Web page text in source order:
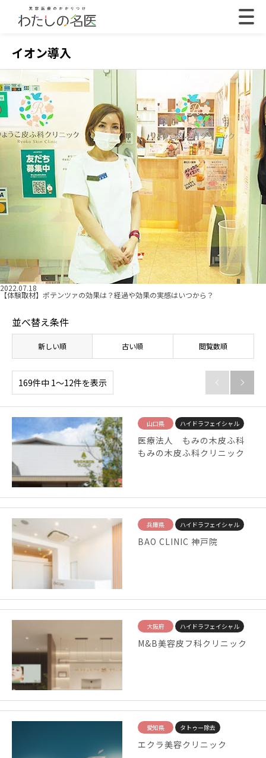
イオン導入
2022.07.18
【体験取材】ポテンツァの効果は？経過や効果の実感はいつから？
並べ替え条件
新しい順 古い順 閲覧数順
169件中 1〜12件を表示  
山口県 ハイドラフェイシャル
医療法人 もみの木皮ふ科
もみの木皮ふ科クリニック
兵庫県 ハイドラフェイシャル
BAO CLINIC 神戸院
大阪府 ハイドラフェイシャル
M&B美容皮フ科クリニック
愛知県 タトゥー除去
エクラ美容クリニック